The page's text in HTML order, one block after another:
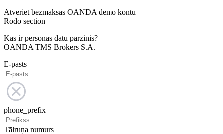
Atveriet bezmaksas OANDA demo kontu
Rodo section
Kas ir personas datu pārzinis?
OANDA TMS Brokers S.A.
E-pasts
phone_prefix
Tālruņa numurs